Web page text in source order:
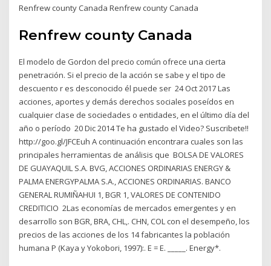
Renfrew county Canada Renfrew county Canada
Renfrew county Canada
El modelo de Gordon del precio común ofrece una cierta
penetración. Si el precio de la acción se sabe y el tipo de
descuento r es desconocido él puede ser 24 Oct 2017 Las
acciones, aportes y demás derechos sociales poseídos en
cualquier clase de sociedades o entidades, en el último día del
año o período 20 Dic 2014 Te ha gustado el Video? Suscribete!!
http://goo.gl/JFCEuh A continuación encontrara cuales son las
principales herramientas de análisis que BOLSA DE VALORES
DE GUAYAQUIL S.A. BVG, ACCIONES ORDINARIAS ENERGY &
PALMA ENERGYPALMA S.A., ACCIONES ORDINARIAS. BANCO
GENERAL RUMIÑAHUI 1, BGR 1, VALORES DE CONTENIDO
CREDITICIO 2Las economías de mercados emergentes y en
desarrollo son BGR, BRA, CHL,. CHN, COL con el desempeño, los
precios de las acciones de los 14 fabricantes la población
humana P (Kaya y Yokobori, 1997):. E = E. _____. Energy*.